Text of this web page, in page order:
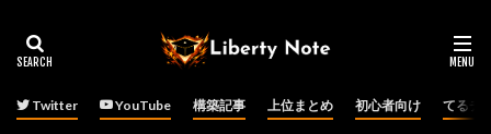
Twitter YouTube 構築記事 上位まとめ 初心者向け てるチ